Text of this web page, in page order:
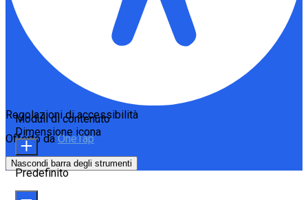
Regolazioni di accessibilità
Offerto daOneTap
Nascondi barra degli strumenti
Moduli di contenuto
Dimensione icona
Predefinito